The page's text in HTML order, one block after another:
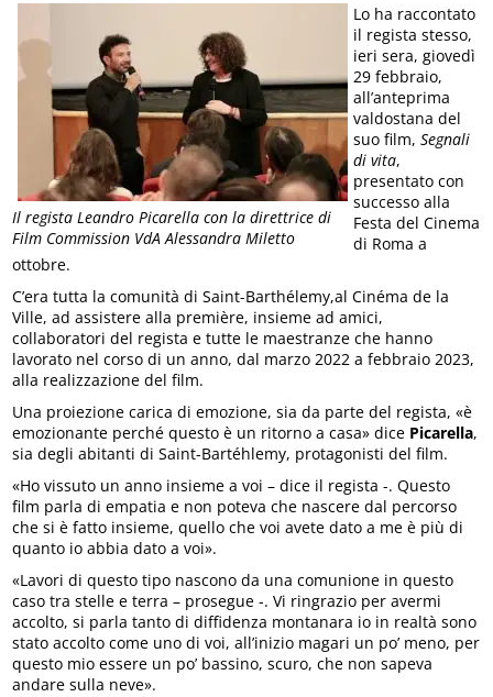
Il regista Leandro Picarella con la direttrice di
Film Commission VdA Alessandra Miletto
Lo ha raccontato
il regista stesso,
ieri sera, giovedì
29 febbraio,
all’anteprima
valdostana del
suo film,Segnali
di vita,
presentato con
successo alla
Festa del Cinema
di Roma a
ottobre.
C’era tutta la comunità di Saint-Barthélemy,al Cinéma de la
Ville, ad assistere alla première, insieme ad amici,
collaboratori del regista e tutte le maestranze che hanno
lavorato nel corso di un anno, dal marzo 2022 a febbraio 2023,
alla realizzazione del film.
Una proiezione carica di emozione, sia da parte del regista, «è
emozionante perché questo è un ritorno a casa» dice Picarella,
sia degli abitanti di Saint-Bartéhlemy, protagonisti del film.
«Ho vissuto un anno insieme a voi – dice il regista -. Questo
film parla di empatia e non poteva che nascere dal percorso
che si è fatto insieme, quello che voi avete dato a me è più di
quanto io abbia dato a voi».
«Lavori di questo tipo nascono da una comunione in questo
caso tra stelle e terra – prosegue -. Vi ringrazio per avermi
accolto, si parla tanto di diffidenza montanara io in realtà sono
stato accolto come uno di voi, all’inizio magari un po’ meno, per
questo mio essere un po’ bassino, scuro, che non sapeva
andare sulla neve».